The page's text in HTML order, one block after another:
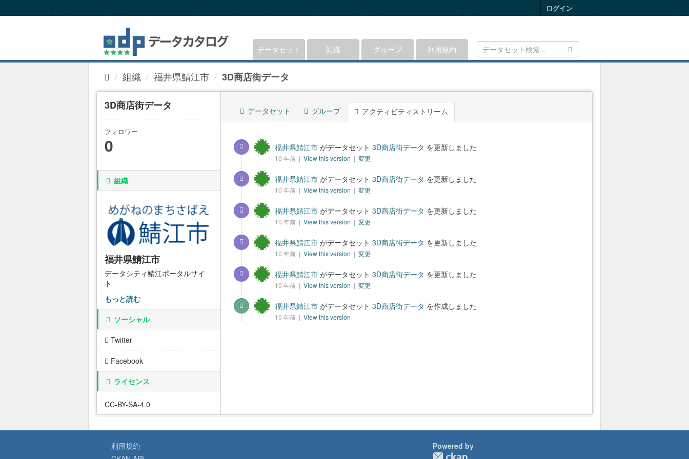
キ
ログイン
データセット 組織 グループ 利用規約
組織 福井県鯖江市 3D商店街データ
3D商店街データ
フォロワー
0
組織
福井県鯖江市
データシティ鯖江ポータルサイ
ト
もっと読む
ソーシャル
Twitter
Facebook
ライセンス
CC-BY-SA-4.0
データセット グループ アクティビティストリーム
福井県鯖江市 がデータセット 3D商店街データ を更新しました
10 年前 | View this version | 変更
福井県鯖江市 がデータセット 3D商店街データ を更新しました
10 年前 | View this version | 変更
福井県鯖江市 がデータセット 3D商店街データ を更新しました
10 年前 | View this version | 変更
福井県鯖江市 がデータセット 3D商店街データ を更新しました
10 年前 | View this version | 変更
福井県鯖江市 がデータセット 3D商店街データ を更新しました
10 年前 | View this version | 変更
福井県鯖江市 がデータセット 3D商店街データ を作成しました
10 年前 | View this version
利用規約
Powered by